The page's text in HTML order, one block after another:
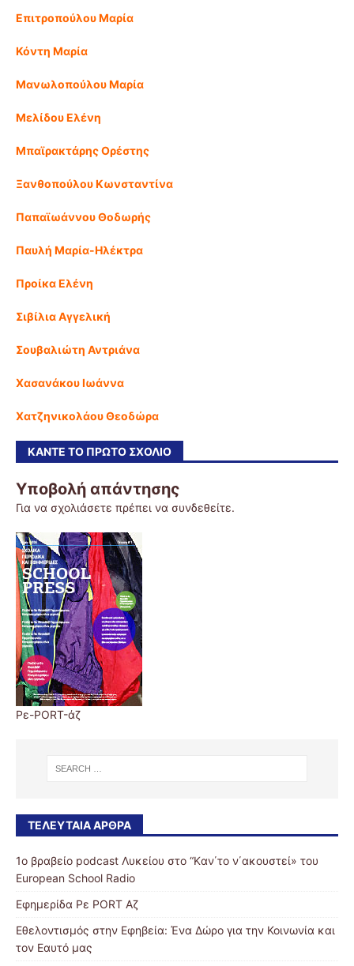
Επιτροπούλου Μαρία
Κόντη Μαρία
Μανωλοπούλου Μαρία
Μελίδου Ελένη
Μπαϊρακτάρης Ορέστης
Ξανθοπούλου Κωνσταντίνα
Παπαϊωάννου Θοδωρής
Παυλή Μαρία-Ηλέκτρα
Προίκα Ελένη
Σιβίλια Αγγελική
Σουβαλιώτη Αντριάνα
Χασανάκου Ιωάννα
Χατζηνικολάου Θεοδώρα
ΚΆΝΤΕ ΤΟ ΠΡΏΤΟ ΣΧΌΛΙΟ
Υποβολή απάντησης
Για να σχολιάσετε πρέπει να συνδεθείτε.
Ρε-PORT-άζ
ΤΕΛΕΥΤΑΊΑ ΆΡΘΡΑ
1ο βραβείο podcast Λυκείου στο “Kαν΄το ν΄ακουστεί» του
European School Radio
Εφημερίδα Ρε PORT Αζ
Εθελοντισμός στην Εφηβεία: Ένα Δώρο για την Κοινωνία και
τον Εαυτό μας